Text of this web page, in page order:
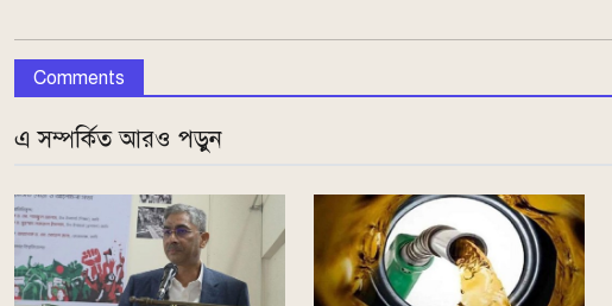
Comments
এ সম্পর্কিত আরও পড়ুন